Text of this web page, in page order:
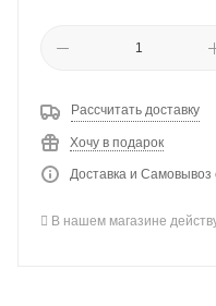
Рассчитать доставку
Хочу в подарок
Доставка и Самовывоз
В нашем магазине